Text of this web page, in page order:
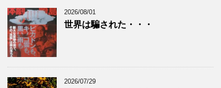
2026/08/01
世界は騙された・・・
2026/07/29